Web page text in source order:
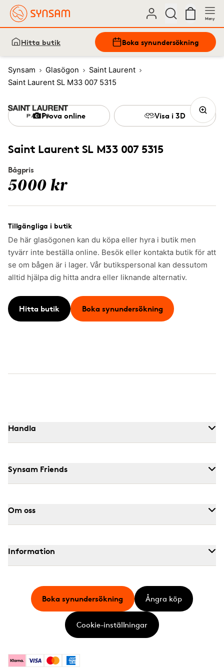
Meny
Hitta butik Boka synundersökning
Synsam Glasögon
Saint Laurent
Saint Laurent SL M33 007 5315
Saint Laurent SL M33 007 5315
Bågpris
5000 kr
Tillgängliga i butik
De här glasögonen kan du köpa eller hyra i butik men
tyvärr inte beställa online. Besök eller kontakta butik för att
se om bågen är i lager. Vår butikspersonal kan dessutom
alltid hjälpa dig hitta andra eller liknande alternativ.
Hitta butik Boka synundersökning
Prova online Visa i 3D
Handla
Synsam Friends
Om oss
Information
KlarnaVisa MastercardAmerican Express
Boka synundersökning Ångra köp
Cookie-inställningar